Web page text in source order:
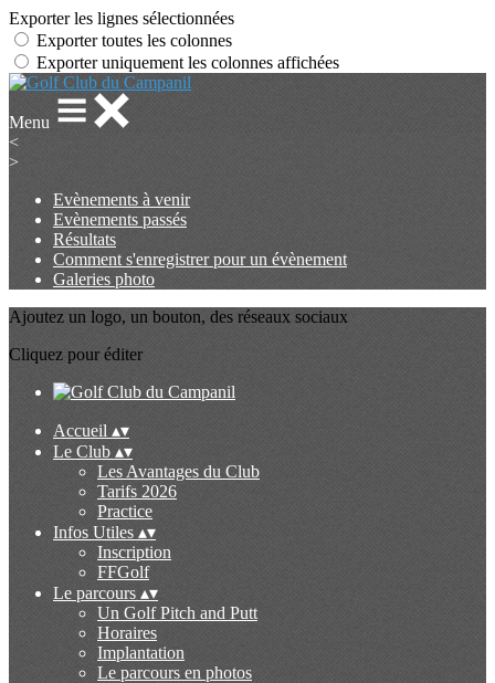
Exporter les lignes sélectionnées
Exporter toutes les colonnes
Exporter uniquement les colonnes affichées
Menu
<
>
Evènements à venir
Evènements passés
Résultats
Comment s'enregistrer pour un évènement
Galeries photo
Ajoutez un logo, un bouton, des réseaux sociaux
Cliquez pour éditer
Accueil ▴▾
Le Club ▴▾
Les Avantages du Club
Tarifs 2026
Practice
Infos Utiles ▴▾
Inscription
FFGolf
Le parcours ▴▾
Un Golf Pitch and Putt
Horaires
Implantation
Le parcours en photos